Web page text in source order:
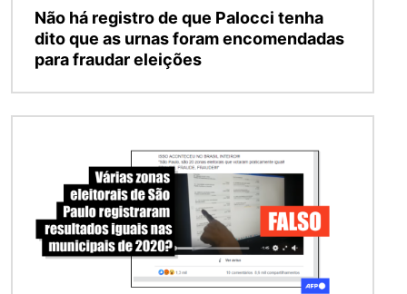
Não há registro de que Palocci tenha
dito que as urnas foram encomendadas
para fraudar eleições